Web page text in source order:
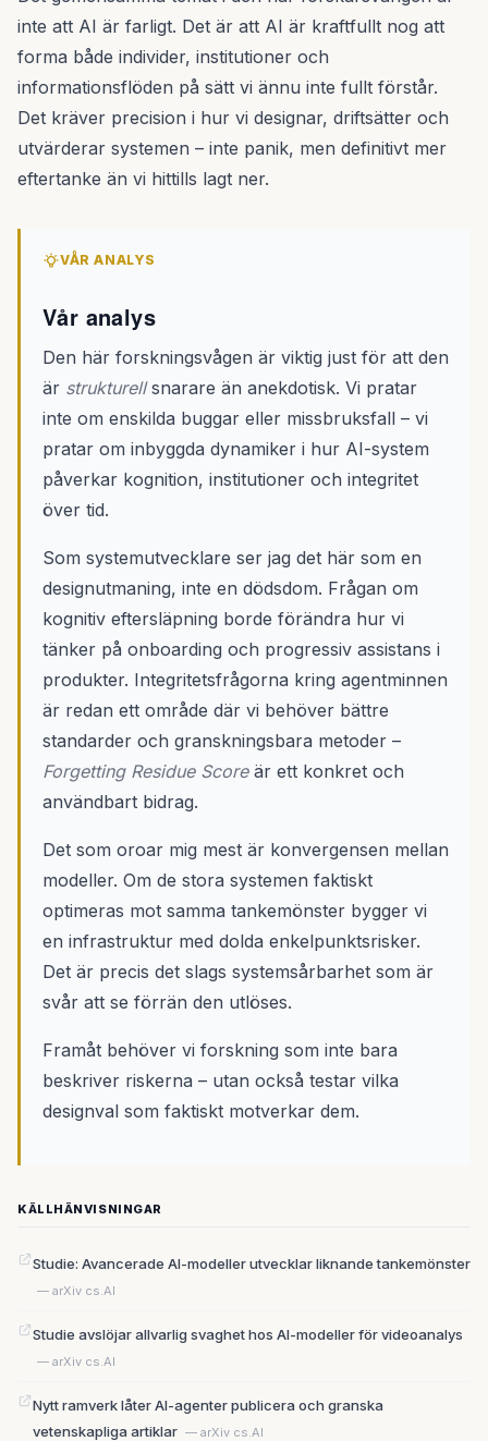
inte att AI är farligt. Det är att AI är kraftfullt nog att
forma både individer, institutioner och
informationsflöden på sätt vi ännu inte fullt förstår.
Det kräver precision i hur vi designar, driftsätter och
utvärderar systemen – inte panik, men definitivt mer
eftertanke än vi hittills lagt ner.
VÅR ANALYS
Vår analys
Den här forskningsvågen är viktig just för att den
är strukturellsnarare än anekdotisk. Vi pratar
inte om enskilda buggar eller missbruksfall – vi
pratar om inbyggda dynamiker i hur AI-system
påverkar kognition, institutioner och integritet
över tid.
Som systemutvecklare ser jag det här som en
designutmaning, inte en dödsdom. Frågan om
kognitiv eftersläpning borde förändra hur vi
tänker på onboarding och progressiv assistans i
produkter. Integritetsfrågorna kring agentminnen
är redan ett område där vi behöver bättre
standarder och granskningsbara metoder –
Forgetting Residue Scoreär ett konkret och
användbart bidrag.
Det som oroar mig mest är konvergensen mellan
modeller. Om de stora systemen faktiskt
optimeras mot samma tankemönster bygger vi
en infrastruktur med dolda enkelpunktsrisker.
Det är precis det slags systemsårbarhet som är
svår att se förrän den utlöses.
Framåt behöver vi forskning som inte bara
beskriver riskerna – utan också testar vilka
designval som faktiskt motverkar dem.
KÄLLHÄNVISNINGAR
Studie: Avancerade AI-modeller utvecklar liknande tankemönster
— arXiv cs.AI
Studie avslöjar allvarlig svaghet hos AI-modeller för videoanalys
— arXiv cs.AI
Nytt ramverk låter AI-agenter publicera och granska
vetenskapliga artiklar — arXiv cs.AI